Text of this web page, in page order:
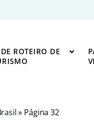
ROTEIRO DE
» Página 32